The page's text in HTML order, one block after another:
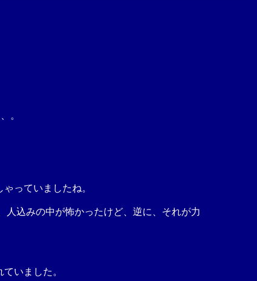
。
っていましたね。
人込みの中が怖かったけど、逆に、それが力
いました。